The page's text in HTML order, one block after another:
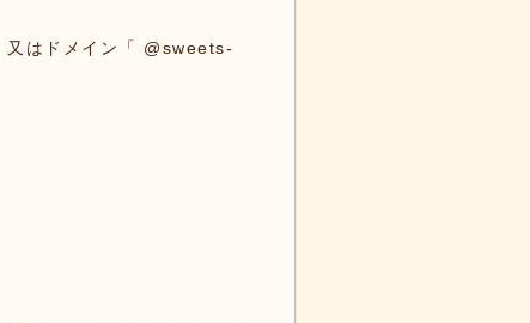
又はドメイン「 @sweets-